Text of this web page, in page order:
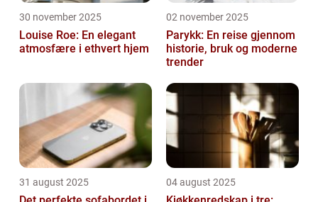
30 november 2025
Louise Roe: En elegant
atmosfære i ethvert hjem
02 november 2025
Parykk: En reise gjennom
historie, bruk og moderne
trender
31 august 2025 04 august 2025